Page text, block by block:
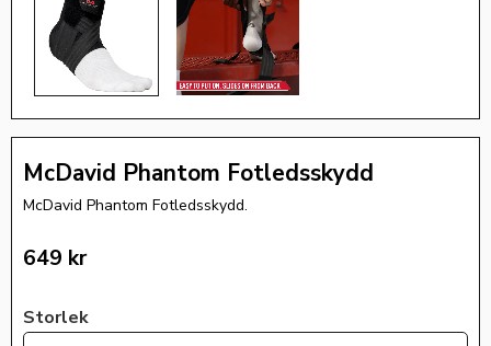
McDavid Phantom Fotledsskydd
McDavid Phantom Fotledsskydd.
649 kr
Storlek